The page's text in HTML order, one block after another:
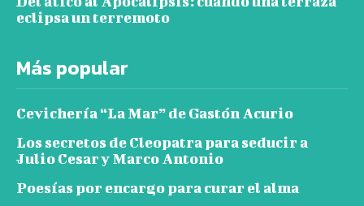
eclipsa un terremoto
Más popular
Cevichería “La Mar” de Gastón Acurio
Los secretos de Cleopatra para seducir a
Julio Cesar y Marco Antonio
Poesías por encargo para curar el alma